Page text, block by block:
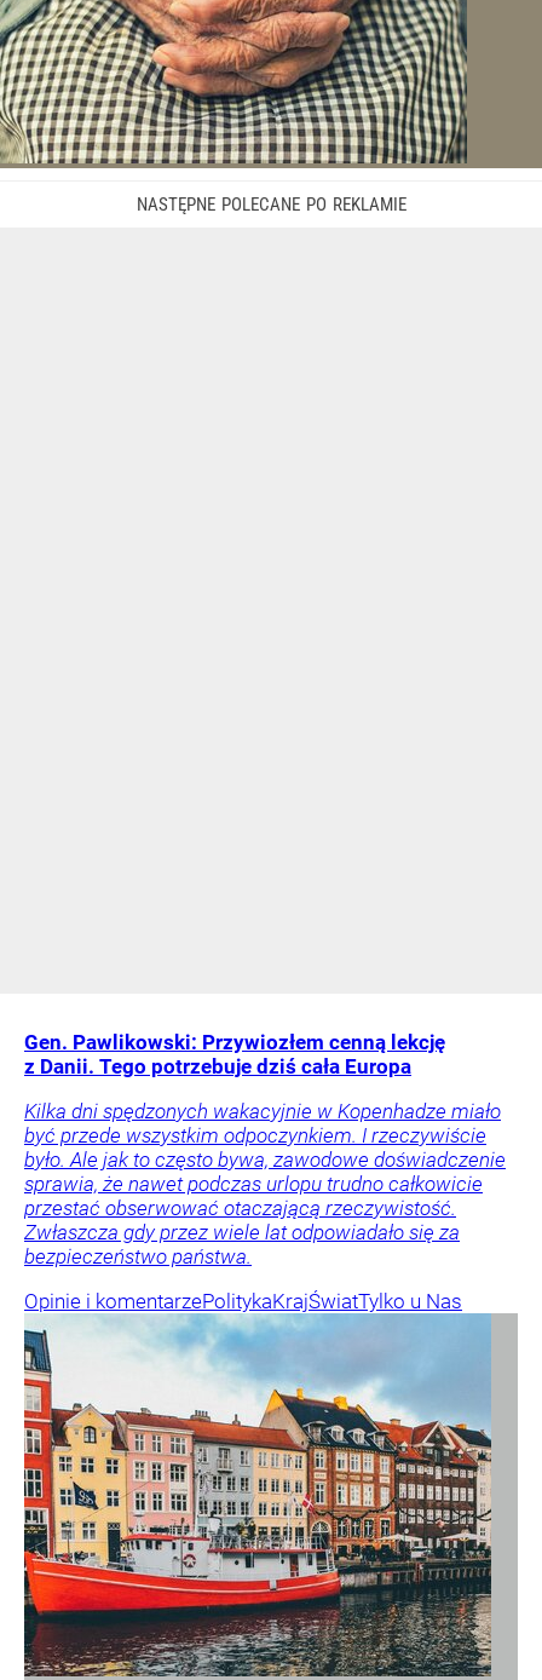
Gen. Pawlikowski: Przywiozłem cenną lekcję
z Danii. Tego potrzebuje dziś cała Europa
Kilka dni spędzonych wakacyjnie w Kopenhadze miało
być przede wszystkim odpoczynkiem. I rzeczywiście
było. Ale jak to często bywa, zawodowe doświadczenie
sprawia, że nawet podczas urlopu trudno całkowicie
przestać obserwować otaczającą rzeczywistość.
Zwłaszcza gdy przez wiele lat odpowiadało się za
bezpieczeństwo państwa.
Opinie i komentarzePolitykaKrajŚwiatTylko u Nas